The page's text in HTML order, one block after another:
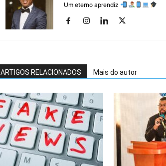
Um eterno aprendiz
ARTIGOS RELACIONADOS Mais do autor